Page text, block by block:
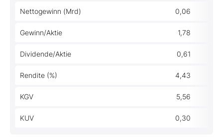
Nettogewinn (Mrd) 0,06
Gewinn/Aktie 1,78
Dividende/Aktie 0,61
Rendite (%) 4,43
KGV 5,56
KUV 0,30